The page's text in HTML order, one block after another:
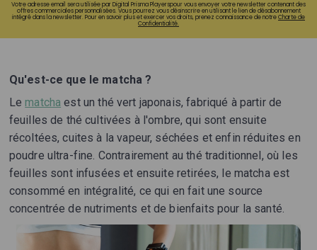
Votre adresse email sera utilisée par Digital Prisma Playerspour vous envoyer votre newsletter contenant des
offres commerciales personnalisées. Vous pourrez vous désinscrire en utilisant le lien de désabonnement
intégré dans la newsletter. Pour en savoir plus et exercer vos droits, prenez connaissance de notreCharte de
Confidentialité.
Qu'est-ce que le matcha ?
Lematcha est un thé vert japonais, fabriqué à partir de
feuilles de thé cultivées à l'ombre, qui sont ensuite
récoltées, cuites à la vapeur, séchées et enfin réduites en
poudre ultra-fine. Contrairement au thé traditionnel, où les
feuilles sont infusées et ensuite retirées, le matcha est
consommé en intégralité, ce qui en fait une source
concentrée de nutriments et de bienfaits pour la santé.